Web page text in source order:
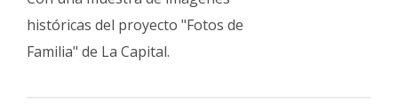
históricas del proyecto "Fotos de
Familia" de La Capital.